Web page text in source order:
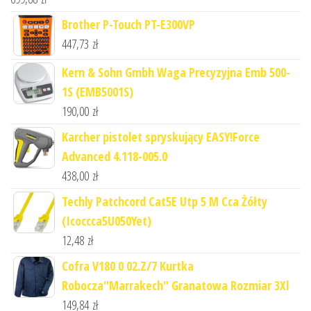
Brother P-Touch PT-E300VP
447,73 zł
Kern & Sohn Gmbh Waga Precyzyjna Emb 500-
1S (EMB5001S)
190,00 zł
Karcher pistolet spryskujący EASY!Force
Advanced 4.118-005.0
438,00 zł
Techly Patchcord Cat5E Utp 5 M Cca Żółty
(Icoccca5U050Yet)
12,48 zł
Cofra V180 0 02.Z/7 Kurtka
Robocza"Marrakech" Granatowa Rozmiar 3Xl
149,84 zł